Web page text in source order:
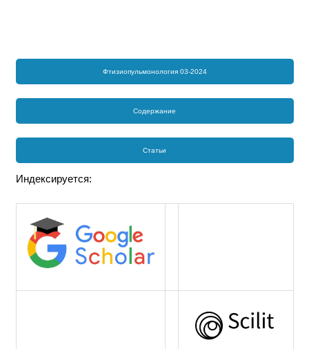
Фтизиопульмонология 03-2024
Содержание
Статьи
Индексируется: